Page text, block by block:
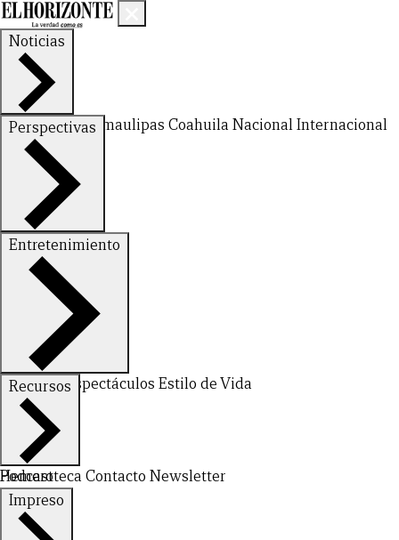
Noticias
Nuevo LeónTamaulipas Coahuila NacionalInternacional
Perspectivas
FinanzasOpinión
Entretenimiento
DeportesEspectáculos Estilo de Vida
Recursos
Hemeroteca Contacto Newsletter
Podcast
Impreso